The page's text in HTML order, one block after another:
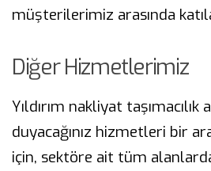
müşterilerimiz arasında
Diğer Hizmetlerimiz
Yıldırım nakliyat taşımacılık
duyacağınız hizmetleri bir
için, sektöre ait tüm